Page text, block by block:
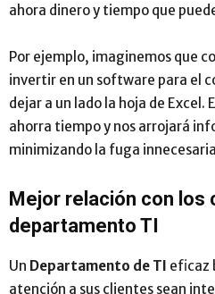
ahora dinero y tiempo que
Por ejemplo, imaginemos que
invertir en un software para el
dejar a un lado la hoja de Excel.
ahorra tiempo y nos arrojará
minimizando la fuga
Mejor relación con los
departamento TI
Un Departamento de TI eficaz
atención a sus clientes sean